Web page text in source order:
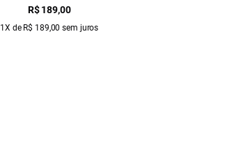
R$ 189,00
1X de R$ 189,00 sem juros